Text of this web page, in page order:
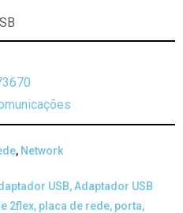
, Network
USB,Adaptador USB
2flex, placa de rede, porta,